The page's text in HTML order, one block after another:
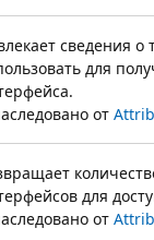
сведения
для
от
для
от